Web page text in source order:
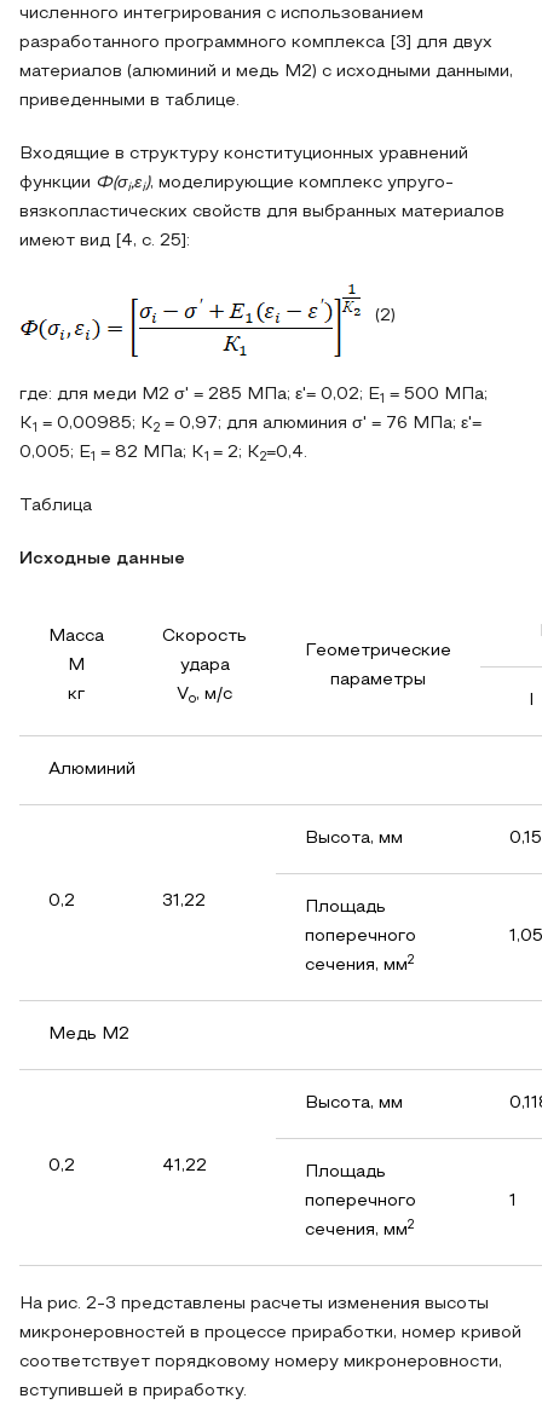
численного интегрирования с использованием
разработанного программного комплекса [3] для двух
материалов (алюминий и медь М2) с исходными данными,
приведенными в таблице.
Входящие в структуру конституционных уравнений
функции Ф(σi,εi), моделирующие комплекс упруго-
вязкопластических свойств для выбранных материалов
имеют вид [4, с. 25]:
(2)
где: для меди М2 σ' = 285 МПа; ε'= 0,02; E1
= 500 МПа;
K1 = 0,00985; K2 = 0,97; для алюминия σ' = 76 МПа; ε'=
0,005; E1 = 82 МПа; K1 = 2; K2=0,4.
Таблица
Исходные данные
Масса
М
кг
Скорость
удара
Vo, м/с
Геометрические
параметры
Алюминий
0,2 31,22
Высота, мм
Площадь
поперечного
сечения, мм2
1,05
Медь М2
0,2 41,22
Высота, мм
Площадь
поперечного
сечения, мм2
1
На рис. 2-3 представлены расчеты изменения высоты
микронеровностей в процессе приработки, номер кривой
соответствует порядковому номеру микронеровности,
вступившей в приработку.